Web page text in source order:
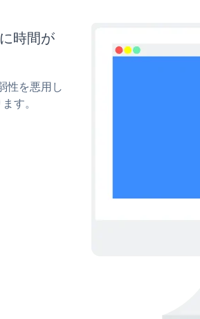
時間が
性を悪用し
す。